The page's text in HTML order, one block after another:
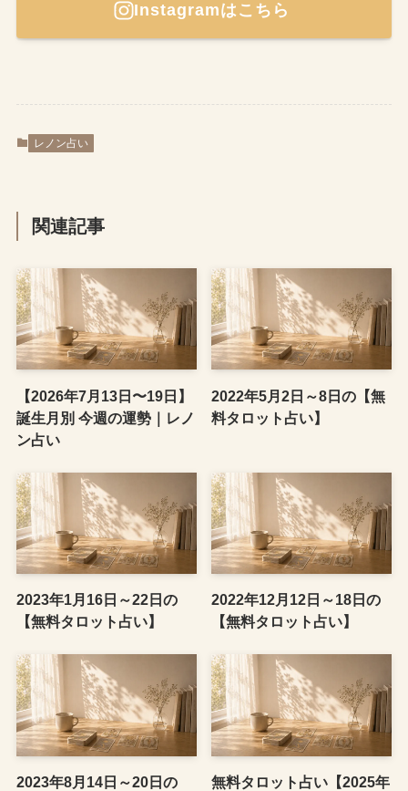
Instagramはこちら
レノン占い
関連記事
【2026年7月13日〜19日】
誕生月別 今週の運勢｜レノ
ン占い
2022年5月2日～8日の【無
料タロット占い】
2023年1月16日～22日の
【無料タロット占い】
2022年12月12日～18日の
【無料タロット占い】
2023年8月14日～20日の
無料タロット占い【2025年